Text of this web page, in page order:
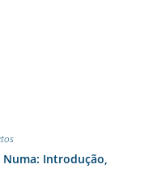
Introdução,